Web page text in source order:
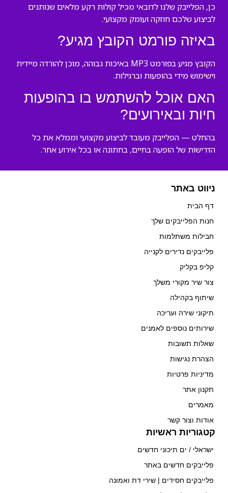
כן, הפלייבק שלנו לדובאי מכיל קולות רקע מלאים שנותנים
לביצוע שלכם חוזקה ועומק מקצועי.
באיזה פורמט הקובץ מגיע?
הקובץ מגיע בפורמט MP3 באיכות גבוהה, מוכן להורדה מיידית
וישימוש מידי בהופעות וברגילות.
האם אוכל להשתמש בו בהופעות
חיות ובאירועים?
בהחלט — הפלייבק מעובד לביצוע מקצועי וממלא את כל
הדרישות של הופעה בחיים, בחתונה או בכל אירוע אחר.
ניווט באתר
דף הבית
חנות הפלייבקים שלך
חבילות משתלמות
פלייבקים נדירים לקנייה
קליפ בקליק
צור שיר מקורי משלך
שיתוף בקהילה
תיקוני שירה ועריכה
שירותים נוספים לאמנים
שאלות תשובות
הצהרת נגישות
מדיניות פרטיות
תקנון אתר
מאמרים
אודות וצור קשר
קטגוריות ראשיות
ישראלי / ים תיכוני חדשים
פלייבקים חדשים באתר
פלייבקים חסידים | שירי דת ואמונה